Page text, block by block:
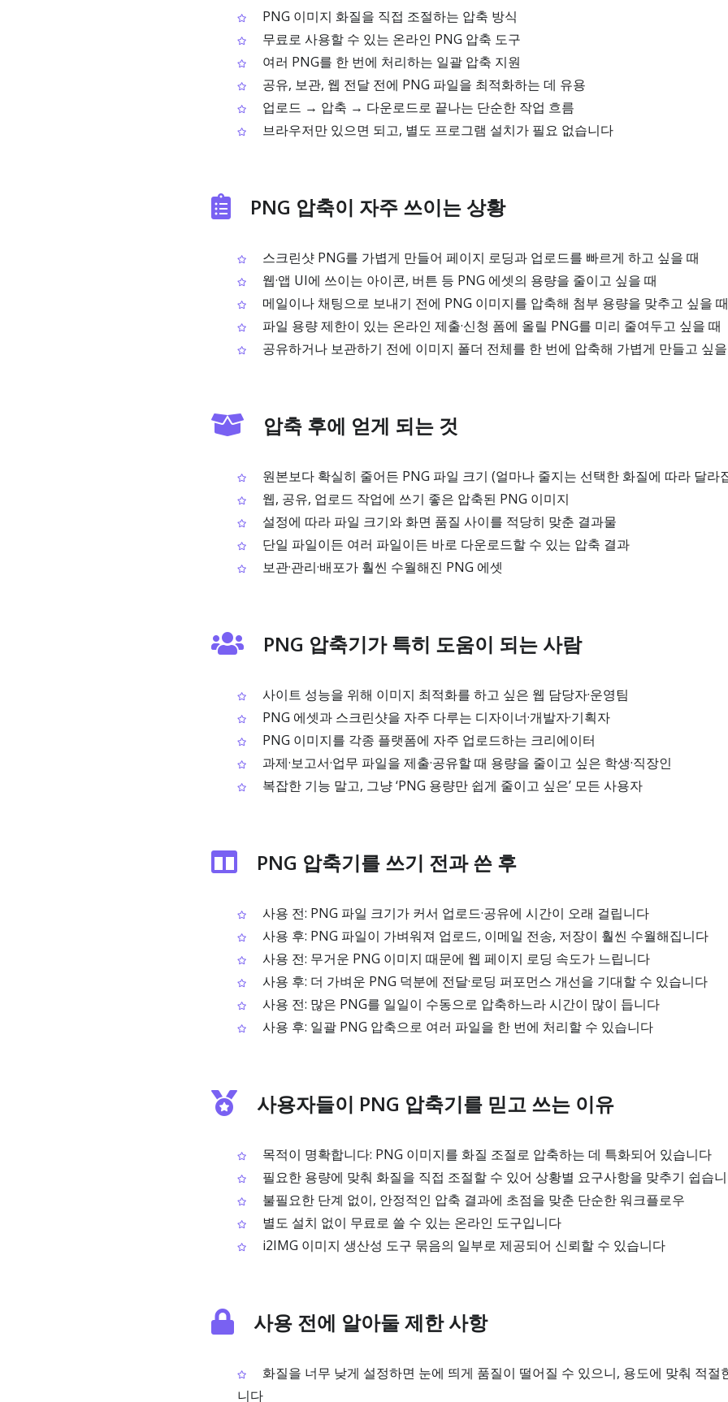
PNG 이미지 화질을 직접 조절하는 압축 방식
무료로 사용할 수 있는 온라인 PNG 압축 도구
여러 PNG를 한 번에 처리하는 일괄 압축 지원
공유, 보관, 웹 전달 전에 PNG 파일을 최적화하는 데 유용
업로드 → 압축 → 다운로드로 끝나는 단순한 작업 흐름
브라우저만 있으면 되고, 별도 프로그램 설치가 필요 없습니다
PNG 압축이 자주 쓰이는 상황
스크린샷 PNG를 가볍게 만들어 페이지 로딩과 업로드를 빠르게 하고 싶을 때
웹·앱 UI에 쓰이는 아이콘, 버튼 등 PNG 에셋의 용량을 줄이고 싶을 때
메일이나 채팅으로 보내기 전에 PNG 이미지를 압축해 첨부 용량을 맞추고 싶을 때
파일 용량 제한이 있는 온라인 제출·신청 폼에 올릴 PNG를 미리 줄여두고 싶을 때
공유하거나 보관하기 전에 이미지 폴더 전체를 한 번에 압축해 가볍게 만들고 싶
압축 후에 얻게 되는 것
원본보다 확실히 줄어든 PNG 파일 크기 (얼마나 줄지는 선택한 화질에 따라 달라
웹, 공유, 업로드 작업에 쓰기 좋은 압축된 PNG 이미지
설정에 따라 파일 크기와 화면 품질 사이를 적당히 맞춘 결과물
단일 파일이든 여러 파일이든 바로 다운로드할 수 있는 압축 결과
보관·관리·배포가 훨씬 수월해진 PNG 에셋
PNG 압축기가 특히 도움이 되는 사람
사이트 성능을 위해 이미지 최적화를 하고 싶은 웹 담당자·운영팀
PNG 에셋과 스크린샷을 자주 다루는 디자이너·개발자·기획자
PNG 이미지를 각종 플랫폼에 자주 업로드하는 크리에이터
과제·보고서·업무 파일을 제출·공유할 때 용량을 줄이고 싶은 학생·직장인
복잡한 기능 말고, 그냥 ‘PNG 용량만 쉽게 줄이고 싶은’ 모든 사용자
PNG 압축기를 쓰기 전과 쓴 후
사용 전: PNG 파일 크기가 커서 업로드·공유에 시간이 오래 걸립니다
사용 후: PNG 파일이 가벼워져 업로드, 이메일 전송, 저장이 훨씬 수월해집니다
사용 전: 무거운 PNG 이미지 때문에 웹 페이지 로딩 속도가 느립니다
사용 후: 더 가벼운 PNG 덕분에 전달·로딩 퍼포먼스 개선을 기대할 수 있습니다
사용 전: 많은 PNG를 일일이 수동으로 압축하느라 시간이 많이 듭니다
사용 후: 일괄 PNG 압축으로 여러 파일을 한 번에 처리할 수 있습니다
사용자들이 PNG 압축기를 믿고 쓰는 이유
목적이 명확합니다: PNG 이미지를 화질 조절로 압축하는 데 특화되어 있습니다
필요한 용량에 맞춰 화질을 직접 조절할 수 있어 상황별 요구사항을 맞추기 쉽습
불필요한 단계 없이, 안정적인 압축 결과에 초점을 맞춘 단순한 워크플로우
별도 설치 없이 무료로 쓸 수 있는 온라인 도구입니다
i2IMG 이미지 생산성 도구 묶음의 일부로 제공되어 신뢰할 수 있습니다
사용 전에 알아둘 제한 사항
화질을 너무 낮게 설정하면 눈에 띄게 품질이 떨어질 수 있으니, 용도에 맞춰 적절
니다